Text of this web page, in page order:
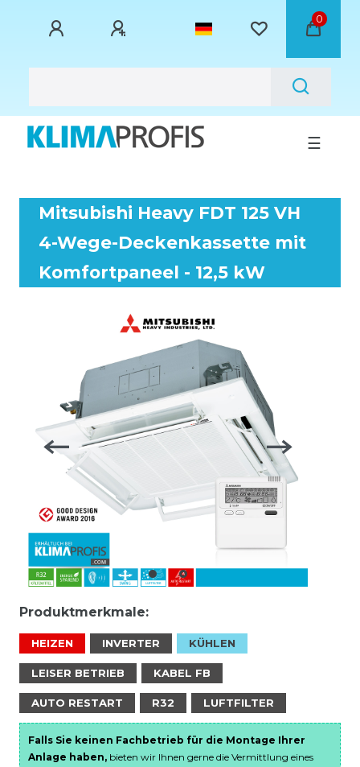
0
☰
Mitsubishi Heavy FDT 125 VH
4-Wege-Deckenkassette mit
Komfortpaneel - 12,5 kW
Produktmerkmale:
HEIZEN INVERTER KÜHLEN
LEISER BETRIEB KABEL FB
AUTO RESTART R32 LUFTFILTER
Falls Sie keinen Fachbetrieb für die Montage Ihrer
Anlage haben, bieten wir Ihnen gerne die Vermittlung eines